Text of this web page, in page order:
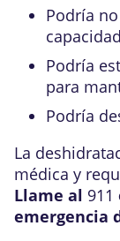
Podría
Podría
para
Podría
La
médica y
Llame al 911
emergencia